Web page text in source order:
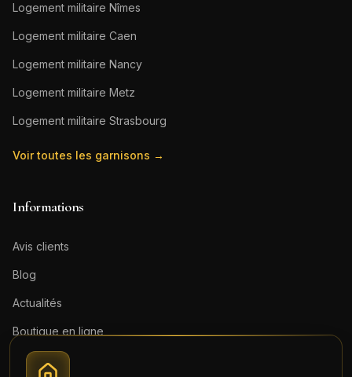
Logement militaire Nîmes
Logement militaire Caen
Logement militaire Nancy
Logement militaire Metz
Logement militaire Strasbourg
Voir toutes les garnisons →
Informations
Avis clients
Blog
Actualités
Boutique en ligne
Contact